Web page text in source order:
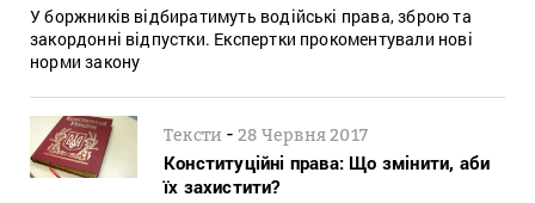
У боржників відбиратимуть водійські права, зброю та
закордонні відпустки. Експертки прокоментували нові
норми закону
Тексти -28 Червня 2017
Конституційні права: Що змінити, аби
їх захистити?